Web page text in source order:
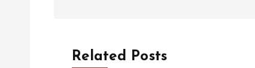
Related Posts